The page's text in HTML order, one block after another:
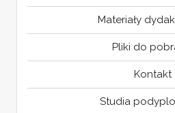
Materiały
Pliki do
Kontakt
Studia